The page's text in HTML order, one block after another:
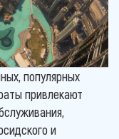
популярных
привлекают
и